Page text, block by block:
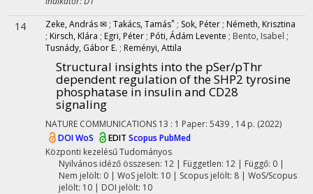
14 Zeke, András ✉ ; Takács, Tamás* ; Sok, Péter ; Németh, Krisztina
; Kirsch, Klára ; Egri, Péter ; Póti, Ádám Levente ; Bento, Isabel ;
Tusnády, Gábor E. ; Reményi, Attila
Structural insights into the pSer/pThr
dependent regulation of the SHP2 tyrosine
phosphatase in insulin and CD28
signaling
NATURE COMMUNICATIONS 13 : 1 Paper: 5439 , 14 p. (2022)
DOIWoS EDIT Scopus PubMed
Központi kezelésűTudományos
Nyilvános idéző összesen: 12| Független: 12 | Függő: 0 |
Nem jelölt: 0 | WoS jelölt: 10 | Scopus jelölt: 8 | WoS/Scopus
jelölt: 10 | DOI jelölt: 10